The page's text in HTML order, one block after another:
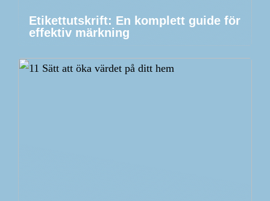
Etikettutskrift: En komplett guide för
effektiv märkning